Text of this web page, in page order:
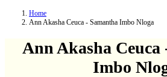
Home
Ann Akasha Ceuca - Samantha Imbo Nloga
Ann Akasha Ceuca
Imbo